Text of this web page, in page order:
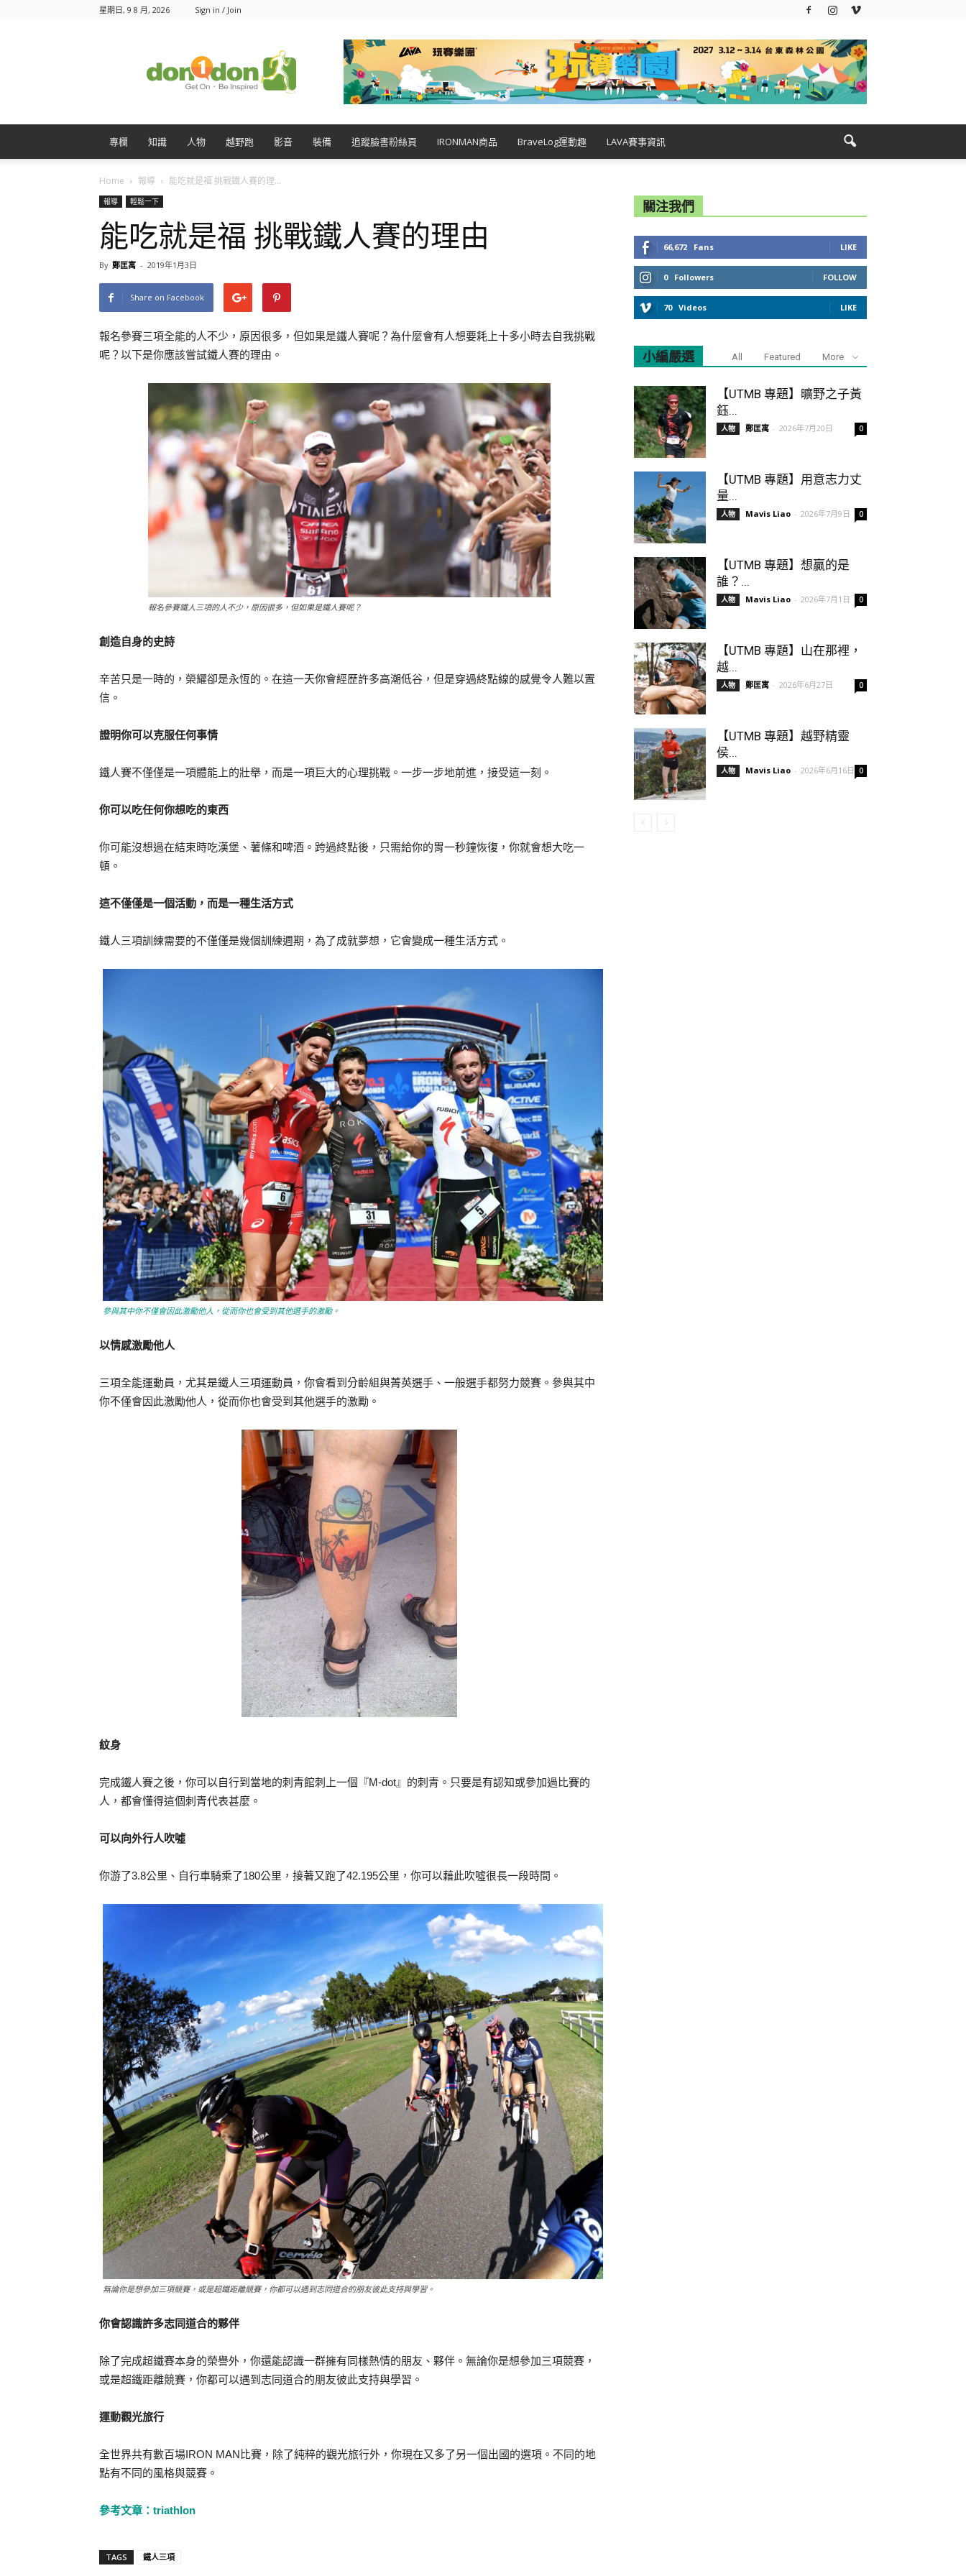
星期日, 9 8 月, 2026 Sign in / Join
專欄 知識 人物 越野跑 影音 裝備 追蹤臉書粉絲頁 IRONMAN商品 BraveLog運動趣 LAVA賽事資訊
Home 報導 能吃就是福 挑戰鐵人賽的理...
報導 輕鬆一下
能吃就是福 挑戰鐵人賽的理由
By 鄭匡寓 - 2019年1月3日
Share on Facebook
報名參賽三項全能的人不少，原因很多，但如果是鐵人賽呢？為什麼會有人想要耗上十多小時去自我挑戰
呢？以下是你應該嘗試鐵人賽的理由。
報名參賽鐵人三項的人不少，原因很多，但如果是鐵人賽呢？
創造自身的史詩
辛苦只是一時的，榮耀卻是永恆的。在這一天你會經歷許多高潮低谷，但是穿過終點線的感覺令人難以置
信。
證明你可以克服任何事情
鐵人賽不僅僅是一項體能上的壯舉，而是一項巨大的心理挑戰。一步一步地前進，接受這一刻。
你可以吃任何你想吃的東西
你可能沒想過在結束時吃漢堡、薯條和啤酒。跨過終點後，只需給你的胃一秒鐘恢復，你就會想大吃一
頓。
這不僅僅是一個活動，而是一種生活方式
鐵人三項訓練需要的不僅僅是幾個訓練週期，為了成就夢想，它會變成一種生活方式。
參與其中你不僅會因此激勵他人，從而你也會受到其他選手的激勵。
以情感激勵他人
三項全能運動員，尤其是鐵人三項運動員，你會看到分齡組與菁英選手、一般選手都努力競賽。參與其中
你不僅會因此激勵他人，從而你也會受到其他選手的激勵。
紋身
完成鐵人賽之後，你可以自行到當地的刺青館刺上一個『M-dot』的刺青。只要是有認知或參加過比賽的
人，都會懂得這個刺青代表甚麼。
可以向外行人吹噓
你游了3.8公里、自行車騎乘了180公里，接著又跑了42.195公里，你可以藉此吹噓很長一段時間。
無論你是想參加三項競賽，或是超鐵距離競賽，你都可以遇到志同道合的朋友彼此支持與學習。
你會認識許多志同道合的夥伴
除了完成超鐵賽本身的榮譽外，你還能認識一群擁有同樣熱情的朋友、夥伴。無論你是想參加三項競賽，
或是超鐵距離競賽，你都可以遇到志同道合的朋友彼此支持與學習。
運動觀光旅行
全世界共有數百場IRON MAN比賽，除了純粹的觀光旅行外，你現在又多了另一個出國的選項。不同的地
點有不同的風格與競賽。
參考文章：triathlon
TAGS 鐵人三項
關注我們
66,672 Fans LIKE
0 Followers FOLLOW
70 Videos LIKE
小編嚴選 All Featured More
【UTMB 專題】曠野之子黃
鈺...
人物 鄭匡寓 - 2026年7月20日 0
【UTMB 專題】用意志力丈
量...
人物 Mavis Liao - 2026年7月9日 0
【UTMB 專題】想贏的是
誰？...
人物 Mavis Liao - 2026年7月1日 0
【UTMB 專題】山在那裡，
越...
人物 鄭匡寓 - 2026年6月27日 0
【UTMB 專題】越野精靈
侯...
人物 Mavis Liao - 2026年6月16日 0